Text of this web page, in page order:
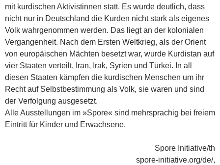
mit kurdischen Aktivistinnen statt. Es wurde deutlich, dass
nicht nur in Deutschland die Kurden nicht stark als eigenes
Volk wahrgenommen werden. Das liegt an der kolonialen
Vergangenheit. Nach dem Ersten Weltkrieg, als der Orient
von europäischen Mächten besetzt war, wurde Kurdistan auf
vier Staaten verteilt, Iran, Irak, Syrien und Türkei. In all
diesen Staaten kämpfen die kurdischen Menschen um ihr
Recht auf Selbstbestimmung als Volk, sie waren und sind
der Verfolgung ausgesetzt.
Alle Ausstellungen im »Spore« sind mehrsprachig bei freiem
Eintritt für Kinder und Erwachsene.
Spore Initiative/th
spore-initiative.org/de/,